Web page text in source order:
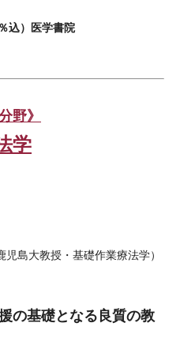
込）医学書院
野》
学
児島大教授・基礎作業療法学）
の基礎となる良質の教